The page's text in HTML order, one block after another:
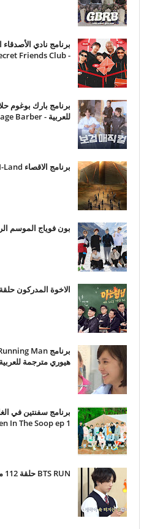
- The Secret Friends Club
للعربية - The Village Barber
برنامج الاقصاء I-Land حلقة 1 مترجمة للعربية
بون فوياج الموسم الرابع الحلقة
الاخوة المدركون حلقة 120
هيوري مترجمة للعربية
In The Soop ep 1
BTS RUN حلقة 112 مترجمة للعربية